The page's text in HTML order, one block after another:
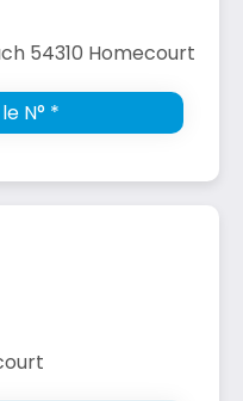
54310 Homecourt
N° *